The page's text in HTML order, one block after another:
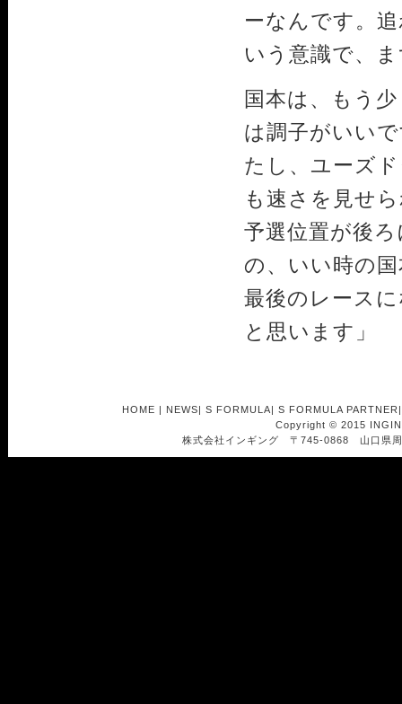
ーなんです。
いう意識で、
国本は、もう
は調子がいい
たし、ユーズ
も速さを見せ
予選位置が後
の、いい時の
最後のレース
と思います」
HOME | NEWS| S FORMULA| S FORMULA PARTNER
Copyright © 2015
株式会社インギング 〒745-0868 山口県